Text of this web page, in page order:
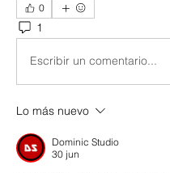
0
1
Escribir un comentario...
Lo más nuevo
Dominic Studio
30 jun